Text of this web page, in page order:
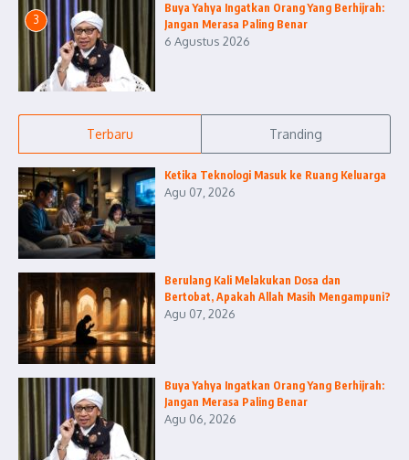
3
Buya Yahya Ingatkan Orang Yang Berhijrah:
Jangan Merasa Paling Benar
6 Agustus 2026
Terbaru Tranding
Ketika Teknologi Masuk ke Ruang Keluarga
Agu 07, 2026
Berulang Kali Melakukan Dosa dan
Bertobat, Apakah Allah Masih Mengampuni?
Agu 07, 2026
Buya Yahya Ingatkan Orang Yang Berhijrah:
Jangan Merasa Paling Benar
Agu 06, 2026